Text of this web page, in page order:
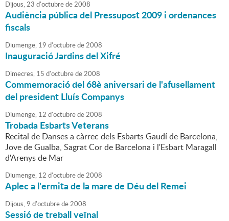
Dijous,23 d'octubrede2008
Audiència pública del Pressupost 2009 i ordenances
fiscals
Diumenge, 19 d'octubrede2008
Inauguració Jardins del Xifré
Dimecres, 15 d'octubrede2008
Commemoració del 68è aniversari de l'afusellament
del president Lluís Companys
Diumenge, 12 d'octubrede2008
Trobada Esbarts Veterans
Recital de Danses a càrrec dels Esbarts Gaudí de Barcelona,
Jove de Gualba, Sagrat Cor de Barcelona i l'Esbart Maragall
d'Arenys de Mar
Diumenge, 12 d'octubrede2008
Aplec a l'ermita de la mare de Déu del Remei
Dijous,9 d'octubrede2008
Sessió de treball veïnal